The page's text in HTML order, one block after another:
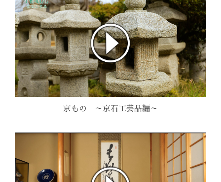
京もの ～京石工芸品編～